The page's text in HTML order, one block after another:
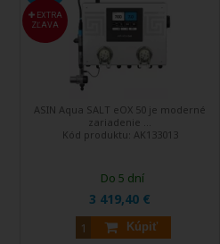
EXTRA
ZĽAVA
ASIN Aqua SALT eOX 50 je moderné
zariadenie ...
Kód produktu: AK133013
3 419,40 €
Kúpiť
Do 5 dní